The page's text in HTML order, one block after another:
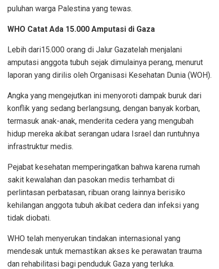
puluhan warga Palestina yang tewas.
WHO Catat Ada 15.000 Amputasi di Gaza
Lebih dari15.000 orang di Jalur Gazatelah menjalani
amputasi anggota tubuh sejak dimulainya perang, menurut
laporan yang dirilis oleh Organisasi Kesehatan Dunia (WOH).
Angka yang mengejutkan ini menyoroti dampak buruk dari
konflik yang sedang berlangsung, dengan banyak korban,
termasuk anak-anak, menderita cedera yang mengubah
hidup mereka akibat serangan udara Israel dan runtuhnya
infrastruktur medis.
Pejabat kesehatan memperingatkan bahwa karena rumah
sakit kewalahan dan pasokan medis terhambat di
perlintasan perbatasan, ribuan orang lainnya berisiko
kehilangan anggota tubuh akibat cedera dan infeksi yang
tidak diobati.
WHO telah menyerukan tindakan internasional yang
mendesak untuk memastikan akses ke perawatan trauma
dan rehabilitasi bagi penduduk Gaza yang terluka.